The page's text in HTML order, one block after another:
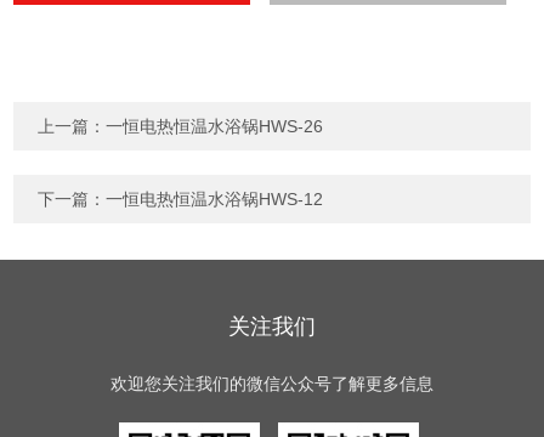
上一篇：一恒电热恒温水浴锅HWS-26
下一篇：一恒电热恒温水浴锅HWS-12
关注我们
欢迎您关注我们的微信公众号了解更多信息